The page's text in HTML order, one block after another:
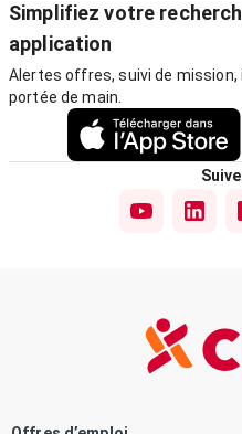
Simplifiez votre
application
Alertes offres, suivi de
portée de main.